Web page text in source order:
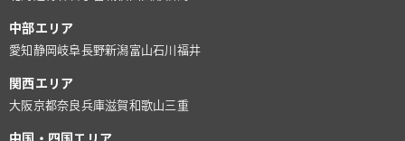
中部エリア
愛知 静岡 岐阜長野新潟富山石川 福井
関西エリア
大阪京都奈良兵庫滋賀和歌山 三重